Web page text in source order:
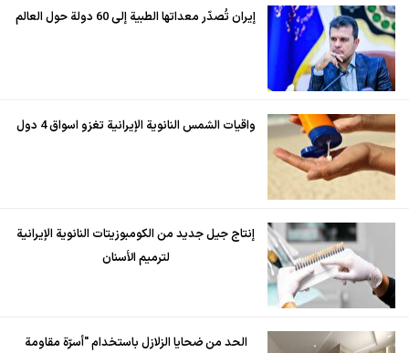
إيران تُصدّر معداتها الطبية إلى 60 دولة حول العالم
واقيات الشمس النانوية الإيرانية تغزو اسواق 4 دول
إنتاج جيل جديد من الكومبوزيتات النانوية الإيرانية
لترميم الأسنان
الحد من ضحايا الزلازل باستخدام "أسرّة مقاومة